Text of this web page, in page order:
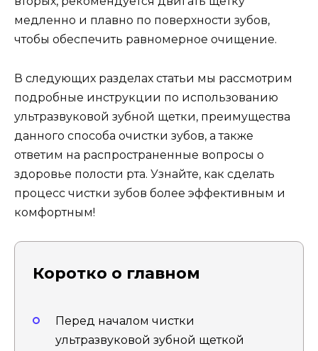
медленно и плавно по поверхности зубов,
чтобы обеспечить равномерное очищение.
В следующих разделах статьи мы рассмотрим
подробные инструкции по использованию
ультразвуковой зубной щетки, преимущества
данного способа очистки зубов, а также
ответим на распространенные вопросы о
здоровье полости рта. Узнайте, как сделать
процесс чистки зубов более эффективным и
комфортным!
Коротко о главном
Перед началом чистки
ультразвуковой зубной щеткой